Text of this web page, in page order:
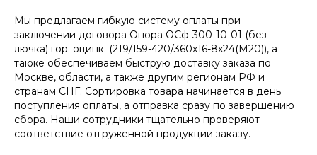
Мы предлагаем гибкую систему оплаты при
заключении договора Опора ОСф-300-10-01 (без
лючка) гор. оцинк. (219/159-420/360х16-8х24(М20)), а
также обеспечиваем быструю доставку заказа по
Москве, области, а также другим регионам РФ и
странам СНГ. Сортировка товара начинается в день
поступления оплаты, а отправка сразу по завершению
сбора. Наши сотрудники тщательно проверяют
соответствие отгруженной продукции заказу.